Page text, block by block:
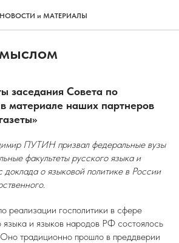
НОВОСТИ и МАТЕРИАЛЫ
заседания Совета по
материале наших партнеров
ПУТИН призвал федеральные вузы
факультеты русского языка и
доклада о языковой политике в России
реализации госполитики в сфере
языка и языков народов РФ состоялось
традиционно прошло в преддверии